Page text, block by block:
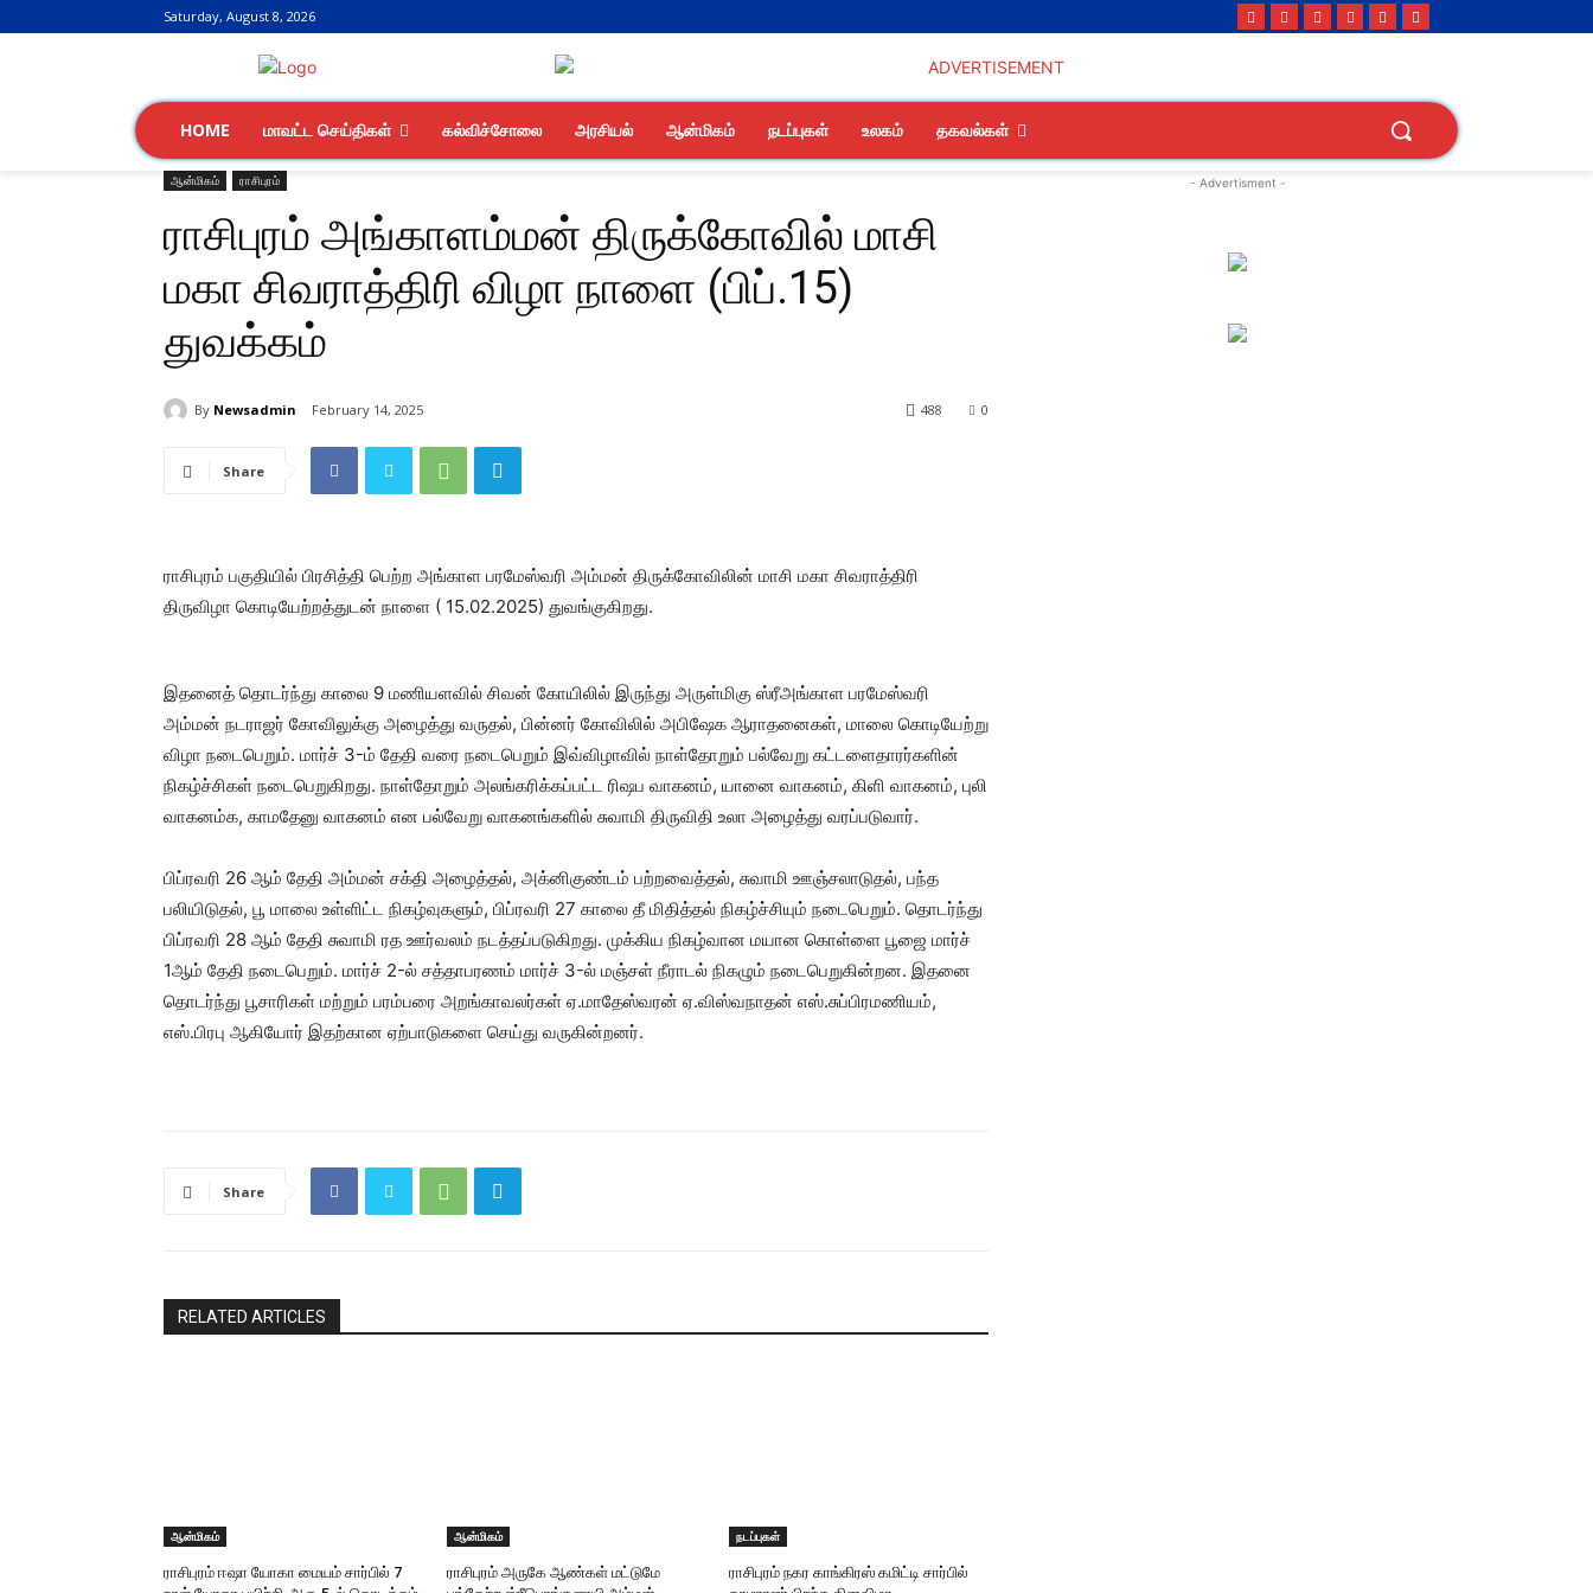
Saturday, August 8, 2026
HOME மாவட்ட செய்திகள் கல்விச்சோலை அரசியல் ஆன்மிகம் நடப்புகள் உலகம் தகவல்கள்
ஆன்மிகம் ராசிபுரம்
ராசிபுரம் அங்காளம்மன் திருக்கோவில் மாசி
மகா சிவராத்திரி விழா நாளை (பிப்.15)
துவக்கம்
By Newsadmin February 14, 2025 0
488
Share
ராசிபுரம் பகுதியில் பிரசித்தி பெற்ற அங்காள பரமேஸ்வரி அம்மன் திருக்கோவிலின் மாசி மகா சிவராத்திரி
திருவிழா கொடியேற்றத்துடன் நாளை ( 15.02.2025) துவங்குகிறது.
இதனைத் தொடர்ந்து காலை 9 மணியளவில் சிவன் கோயிலில் இருந்து அருள்மிகு ஸ்ரீஅங்காள பரமேஸ்வரி
அம்மன் நடராஜர் கோவிலுக்கு அழைத்து வருதல், பின்னர் கோவிலில் அபிஷேக ஆராதனைகள், மாலை கொடியேற்று
விழா நடைபெறும். மார்ச் 3-ம் தேதி வரை நடைபெறும் இவ்விழாவில் நாள்தோறும் பல்வேறு கட்டளைதாரர்களின்
நிகழ்ச்சிகள் நடைபெறுகிறது. நாள்தோறும் அலங்கரிக்கப்பட்ட ரிஷப வாகனம், யானை வாகனம், கிளி வாகனம், புலி
வாகனம்க, காமதேனு வாகனம் என பல்வேறு வாகனங்களில் சுவாமி திருவிதி உலா அழைத்து வரப்படுவார்.
பிப்ரவரி 26 ஆம் தேதி அம்மன் சக்தி அழைத்தல், அக்னிகுண்டம் பற்றவைத்தல், சுவாமி ஊஞ்சலாடுதல், பந்த
பலியிடுதல், பூ மாலை உள்ளிட்ட நிகழ்வுகளும், பிப்ரவரி 27 காலை தீ மிதித்தல் நிகழ்ச்சியும் நடைபெறும். தொடர்ந்து
பிப்ரவரி 28 ஆம் தேதி சுவாமி ரத ஊர்வலம் நடத்தப்படுகிறது. முக்கிய நிகழ்வான மயான கொள்ளை பூஜை மார்ச்
1ஆம் தேதி நடைபெறும். மார்ச் 2-ல் சத்தாபரணம் மார்ச் 3-ல் மஞ்சள் நீராடல் நிகழும் நடைபெறுகின்றன. இதனை
தொடர்ந்து பூசாரிகள் மற்றும் பரம்பரை அறங்காவலர்கள் ஏ.மாதேஸ்வரன் ஏ.விஸ்வநாதன் எஸ்.சுப்பிரமணியம்,
எஸ்.பிரபு ஆகியோர் இதற்கான ஏற்பாடுகளை செய்து வருகின்றனர்.
Share
RELATED ARTICLES
ஆன்மிகம்
ராசிபுரம் ஈஷா யோகா மையம் சார்பில் 7
ஆன்மிகம்
ராசிபுரம் அருகே ஆண்கள் மட்டுமே
நடப்புகள்
ராசிபுரம் நகர காங்கிரஸ் கமிட்டி சார்பில்
- Advertisment -